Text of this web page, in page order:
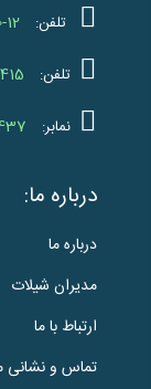
تلفن: 12
تلفن:
نمابر:
درباره ما:
درباره ما
مدیران شیلات
ارتباط با ما
تماس و نشانی ما